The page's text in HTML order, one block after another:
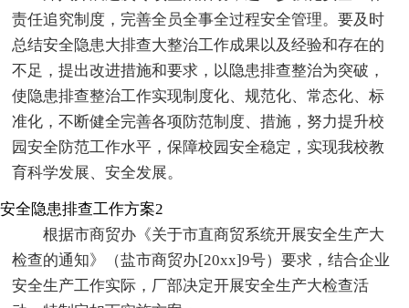
责任追究制度，完善全员全事全过程安全管理。要及时
总结安全隐患大排查大整治工作成果以及经验和存在的
不足，提出改进措施和要求，以隐患排查整治为突破，
使隐患排查整治工作实现制度化、规范化、常态化、标
准化，不断健全完善各项防范制度、措施，努力提升校
园安全防范工作水平，保障校园安全稳定，实现我校教
育科学发展、安全发展。
安全隐患排查工作方案2
根据市商贸办《关于市直商贸系统开展安全生产大
检查的通知》（盐市商贸办[20xx]9号）要求，结合企业
安全生产工作实际，厂部决定开展安全生产大检查活